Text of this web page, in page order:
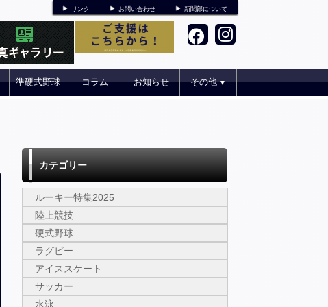
リンク お問い合わせ 新聞部について
準硬式野球 コラム お知らせ その他▼
カテゴリー
ルーキー特集2025
陸上競技
硬式野球
ラグビー
アイススケート
サッカー
水泳